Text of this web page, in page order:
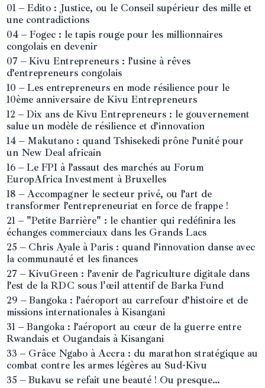
01 – Edito : Justice, ou le Conseil supérieur des mille et
une contradictions
04 – Fogec : le tapis rouge pour les millionnaires
congolais en devenir
07 – Kivu Entrepreneurs : l’usine à rêves
d’entrepreneurs congolais
10 – Les entrepreneurs en mode résilience pour le
10ème anniversaire de Kivu Entrepreneurs
12 – Dix ans de Kivu Entrepreneurs : le gouvernement
salue un modèle de résilience et d’innovation
14 – Makutano : quand Tshisekedi prône l’unité pour
un New Deal africain
16 – Le FPI à l’assaut des marchés au Forum
EuropAfrica Investment à Bruxelles
18 – Accompagner le secteur privé, ou l’art de
transformer l’entrepreneuriat en force de frappe !
21 – "Petite Barrière" : le chantier qui redéfinira les
échanges commerciaux dans les Grands Lacs
25 – Chris Ayale à Paris : quand l’innovation danse avec
la communauté et les finances
27 – KivuGreen : l’avenir de l’agriculture digitale dans
l’est de la RDC sous l'œil attentif de Barka Fund
29 – Bangoka : l’aéroport au carrefour d’histoire et de
missions internationales à Kisangani
31 – Bangoka : l’aéroport au cœur de la guerre entre
Rwandais et Ougandais à Kisangani
33 – Grâce Ngabo à Accra : du marathon stratégique au
combat contre les armes légères au Sud-Kivu
35 – Bukavu se refait une beauté ! Ou presque…